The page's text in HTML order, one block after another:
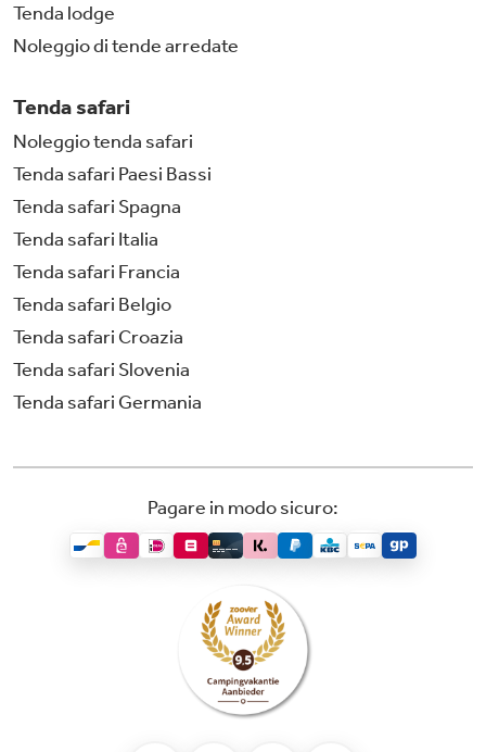
Tenda lodge
Noleggio di tende arredate
Tenda safari
Noleggio tenda safari
Tenda safari Paesi Bassi
Tenda safari Spagna
Tenda safari Italia
Tenda safari Francia
Tenda safari Belgio
Tenda safari Croazia
Tenda safari Slovenia
Tenda safari Germania
Pagare in modo sicuro: